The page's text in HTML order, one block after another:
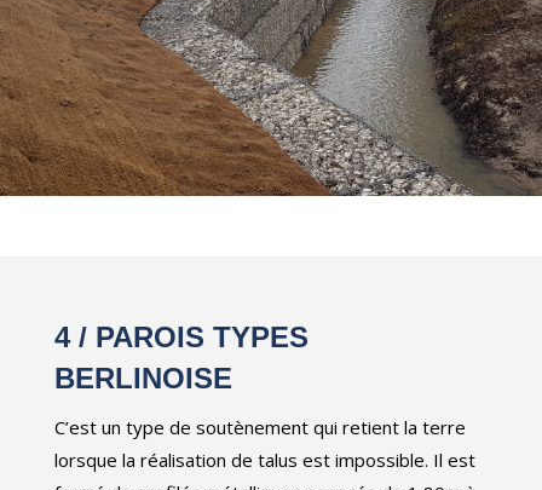
4 / PAROIS TYPES
BERLINOISE
C’est un type de soutènement qui retient la terre
lorsque la réalisation de talus est impossible. Il est